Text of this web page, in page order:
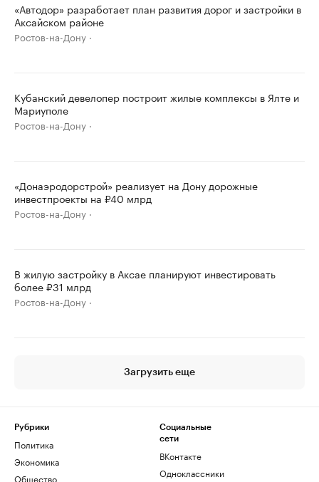
«Автодор» разработает план развития дорог и застройки в
Аксайском районе
Ростов-на-Дону
Кубанский девелопер построит жилые комплексы в Ялте и
Мариуполе
Ростов-на-Дону
«Донаэродорстрой» реализует на Дону дорожные
инвестпроекты на ₽40 млрд
Ростов-на-Дону
В жилую застройку в Аксае планируют инвестировать
более ₽31 млрд
Ростов-на-Дону
Загрузить еще
Рубрики
Политика
Экономика
Общество
Социальные
сети
ВКонтакте
Одноклассники